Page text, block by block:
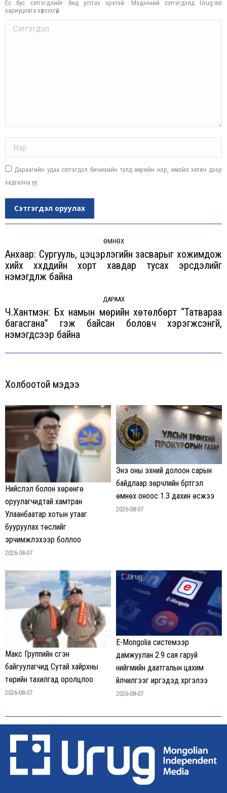
Ёс бус сэтгэгдлийг бид устгах эрхтэй. Мэдээний сэтгэгдэлд Urug.mn
хариуцлага хүлээхгүй.
Comment
Дараагийн удаа сэтгэгдэл бичихийн тулд өөрийн нэр, имэйл хөтөч дээр
хадгална уу.
Сэтгэгдэл оруулах
ӨМНӨХ
Previous
Анхаар: Сургууль, цэцэрлэгийн засварыг хожимдож
хийх хүүхдүүдийн хорт хавдар тусах эрсдэлийг
нэмэгдүүлж байна
ДАРААХ
Next
Ч.Хантүмэн: Бүх намын мөрийн хөтөлбөрт “Татвараа
багасгана” гэж байсан боловч хэрэгжсэнгүй,
нэмэгдсээр байна
Холбоотой мэдээ
Нийслэл болон хөрөнгө
оруулагчидтай хамтран
Улаанбаатар хотын утааг
бууруулах төслийг
эрчимжүүлэхээр боллоо
2026-08-07
Энэ оны эхний долоон сарын
байдлаар зөрчлийн бүртгэл
өмнөх оноос 1.3 дахин өсжээ
2026-08-07
Макс Группийн үүсгэн
байгуулагчид Сутай хайрхны
төрийн тахилгад оролцлоо
2026-08-07
E-Mongolia системээр
дамжуулан 2.9 сая гаруй
нийгмийн даатгалын цахим
үйлчилгээг иргэдэд хүргэлээ
2026-08-07